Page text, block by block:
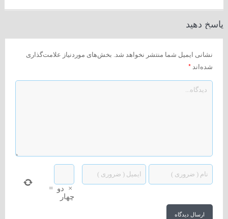
پاسخ دهید
نشانی ایمیل شما منتشر نخواهد شد. بخش‌های موردنیاز علامت‌گذاری
شده‌اند *
× دو =
چهار